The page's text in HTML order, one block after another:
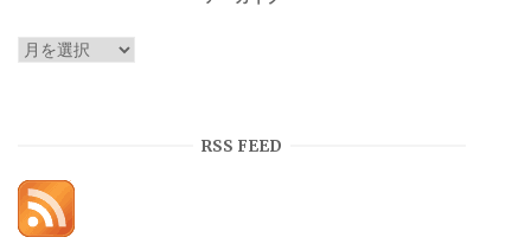
ア
RSS FEED